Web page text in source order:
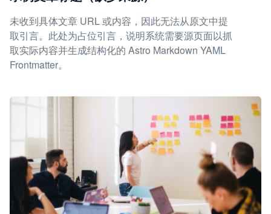
未收到具体文章 URL 或内容，因此无法从原文中提
取引言。此处为占位引言，说明系统需要源页面以抓
取实际内容并生成结构化的 Astro Markdown YAML
Frontmatter。